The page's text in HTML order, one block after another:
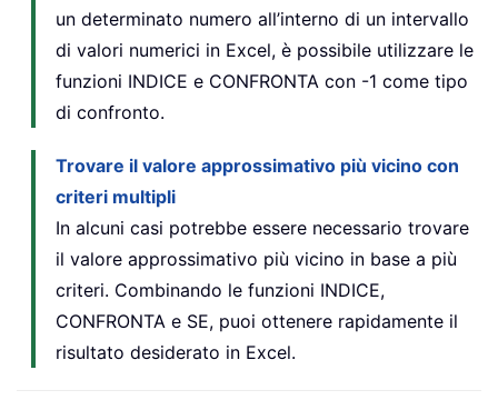
un determinato numero all’interno di un intervallo
di valori numerici in Excel, è possibile utilizzare le
funzioni INDICE e CONFRONTA con -1 come tipo
di confronto.
Trovare il valore approssimativo più vicino con
criteri multipli
In alcuni casi potrebbe essere necessario trovare
il valore approssimativo più vicino in base a più
criteri. Combinando le funzioni INDICE,
CONFRONTA e SE, puoi ottenere rapidamente il
risultato desiderato in Excel.